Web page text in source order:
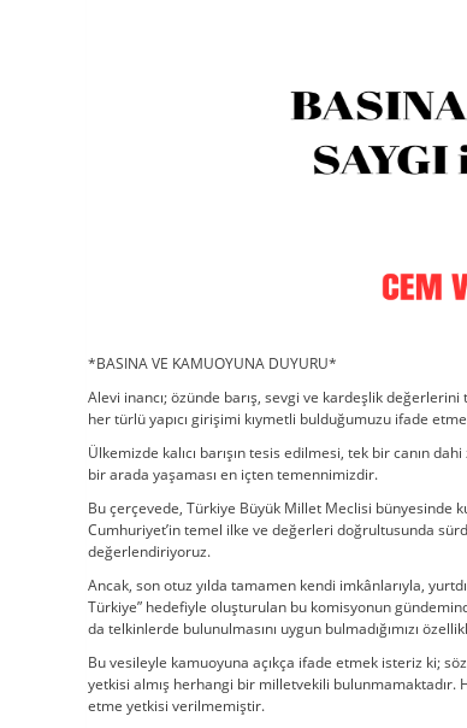
*BASINA VE KAMUOYUNA DUYURU*
Alevi inancı; özünde barış, sevgi ve kardeşlik
her türlü yapıcı girişimi kıymetli bulduğumuzu ifade
Ülkemizde kalıcı barışın tesis edilmesi, tek bir canın
bir arada yaşaması en içten temennimizdir.
Bu çerçevede, Türkiye Büyük Millet Meclisi bünyesinde
Cumhuriyet’in temel ilke ve değerleri doğrultusunda
değerlendiriyoruz.
Ancak, son otuz yılda tamamen kendi imkânlarıyla,
Türkiye” hedefiyle oluşturulan bu komisyonun
da telkinlerde bulunulmasını uygun bulmadığımızı
Bu vesileyle kamuoyuna açıkça ifade etmek isteriz ki;
yetkisi almış herhangi bir milletvekili
etme yetkisi verilmemiştir.